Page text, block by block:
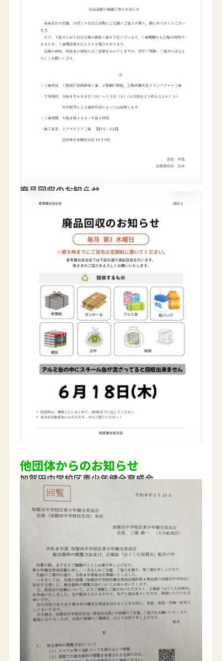
廃品回収のお知らせ
他団体からのお知らせ
加賀田中学校区青少年健全育成会